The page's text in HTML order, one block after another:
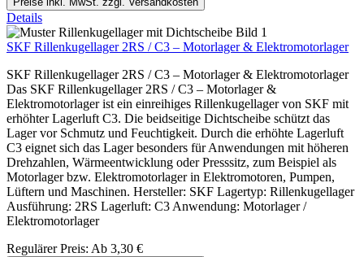
Details
SKF Rillenkugellager 2RS / C3 – Motorlager & Elektromotorlager
SKF Rillenkugellager 2RS / C3 – Motorlager & Elektromotorlager
Das SKF Rillenkugellager 2RS / C3 – Motorlager &
Elektromotorlager ist ein einreihiges Rillenkugellager von SKF mit
erhöhter Lagerluft C3. Die beidseitige Dichtscheibe schützt das
Lager vor Schmutz und Feuchtigkeit. Durch die erhöhte Lagerluft
C3 eignet sich das Lager besonders für Anwendungen mit höheren
Drehzahlen, Wärmeentwicklung oder Presssitz, zum Beispiel als
Motorlager bzw. Elektromotorlager in Elektromotoren, Pumpen,
Lüftern und Maschinen. Hersteller: SKF Lagertyp: Rillenkugellager
Ausführung: 2RS Lagerluft: C3 Anwendung: Motorlager /
Elektromotorlager
Regulärer Preis: Ab 3,30 €